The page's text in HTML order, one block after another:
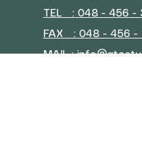
TEL : 048 - 456 -
FAX : 048 - 456 -
MAIL :